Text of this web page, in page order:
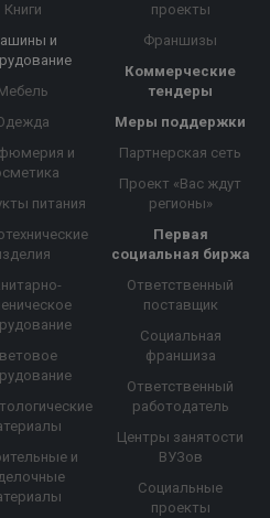
Книги
и
и
питания
и
проекты
Франшизы
Коммерческие
тендеры
Меры поддержки
Партнерская сеть
Проект «Вас ждут
регионы»
Первая
социальная биржа
Ответственный
поставщик
Социальная
франшиза
Ответственный
работодатель
Центры занятости
ВУЗов
Социальные
проекты